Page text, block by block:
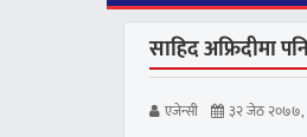
साहिद अफ्रिदीमा
‍एजेन्सी ३२ जेठ